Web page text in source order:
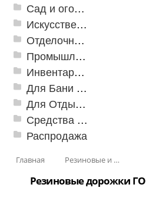
Сад и огород
Искусственная трава
Отделочные профили
Промышленный текстиль
Инвентарь для клининга
Для Бани и Сауны
Для Отдыха и Пикника
Средства от насекомых и садовых вредителей
Распродажа
Главная Резиновые и ПВХ дорожки
Резиновые дорожки